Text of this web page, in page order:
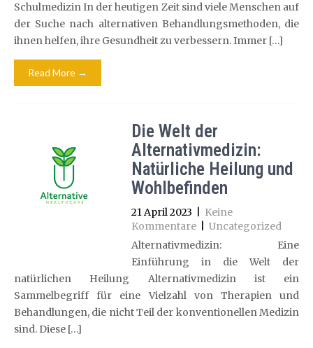
Schulmedizin In der heutigen Zeit sind viele Menschen auf
der Suche nach alternativen Behandlungsmethoden, die
ihnen helfen, ihre Gesundheit zu verbessern. Immer […]
Read More →
Die Welt der
Alternativmedizin:
Natürliche Heilung und
Wohlbefinden
21 April 2023
Keine
Kommentare
Uncategorized
Alternativmedizin: Eine
Einführung in die Welt der
natürlichen Heilung Alternativmedizin ist ein
Sammelbegriff für eine Vielzahl von Therapien und
Behandlungen, die nicht Teil der konventionellen Medizin
sind. Diese […]